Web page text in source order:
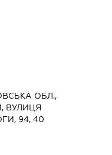
ОБЛ.,
ВУЛИЦЯ
94, 40